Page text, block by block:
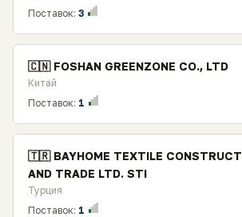
Поставок: 3
🇨🇳 FOSHAN GREENZONE CO., LTD
Китай
Поставок: 1
🇹🇷 BAYHOME TEXTILE
AND TRADE LTD. STI
Турция
Поставок: 1